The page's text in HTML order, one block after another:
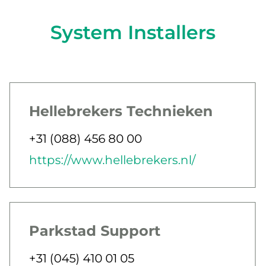
System Installers
Hellebrekers Technieken
Jobbar som
Telefon
+31 (088) 456 80 00
E-post
Webb
https://www.hellebrekers.nl/
Parkstad Support
Jobbar som
Telefon
+31 (045) 410 01 05